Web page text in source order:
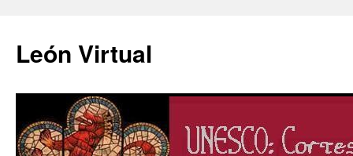
León Virtual